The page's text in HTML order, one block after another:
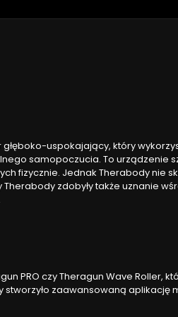
uspokajający, który
samopoczucia. To urządzenie
fizycznie. Jednak Therabody nie
zdobyły także uznanie
PRO czy Theragun Wave Roller,
zaawansowaną aplikację